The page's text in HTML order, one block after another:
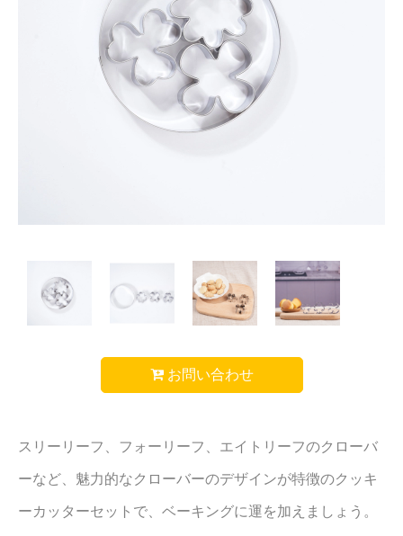
お問い合わせ
スリーリーフ、フォーリーフ、エイトリーフのクローバ
ーなど、魅力的なクローバーのデザインが特徴のクッキ
ーカッターセットで、ベーキングに運を加えましょう。